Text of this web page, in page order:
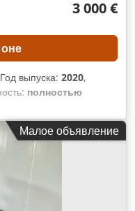
в соответствии
окружающей
318 K Возможные
225 ч.
3 000 €
выпуска: 2020,
полностью
средства:
10 кг,
, модель контроллера:
мм
, Минимальной
по наивысшей
на
ХАРАКТЕРИСТИКИ
Малое объявление